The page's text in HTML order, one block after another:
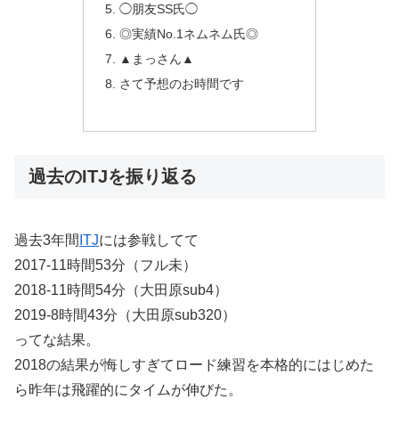
◯朋友SS氏◯
◎実績No.1ネムネム氏◎
▲まっさん▲
さて予想のお時間です
過去のITJを振り返る
過去3年間 ITJには参戦してて
2017-11時間53分（フル未）
2018-11時間54分（大田原sub4）
2019-8時間43分（大田原sub320）
ってな結果。
2018の結果が悔しすぎてロード練習を本格的にはじめた
ら昨年は飛躍的にタイムが伸びた。